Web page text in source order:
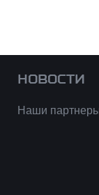
НОВОСТИ
Наши